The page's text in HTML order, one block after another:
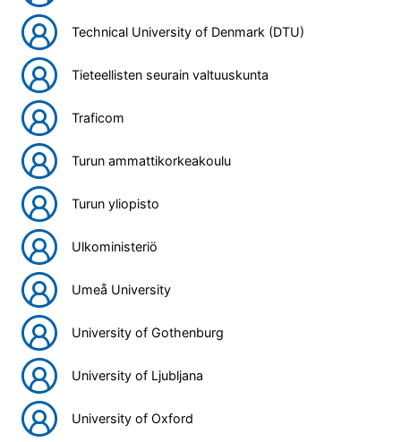
Technical University of Denmark (DTU)
Tieteellisten seurain valtuuskunta
Traficom
Turun ammattikorkeakoulu
Turun yliopisto
Ulkoministeriö
Umeå University
University of Gothenburg
University of Ljubljana
University of Oxford